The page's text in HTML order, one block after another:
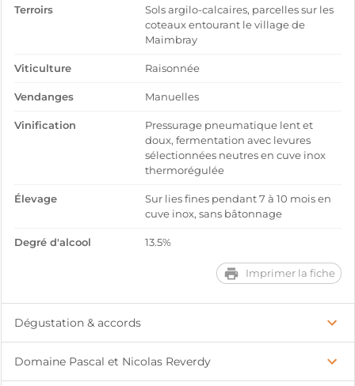
Terroirs
Sols argilo-calcaires, parcelles sur les
coteaux entourant le village de
Maimbray
Viticulture Raisonnée
Vendanges Manuelles
Vinification
Pressurage pneumatique lent et
doux, fermentation avec levures
sélectionnées neutres en cuve inox
thermorégulée
Élevage
Sur lies fines pendant 7 à 10 mois en
cuve inox, sans bâtonnage
Degré d'alcool 13.5%
Imprimer la fiche
Dégustation & accords
Domaine Pascal et Nicolas Reverdy